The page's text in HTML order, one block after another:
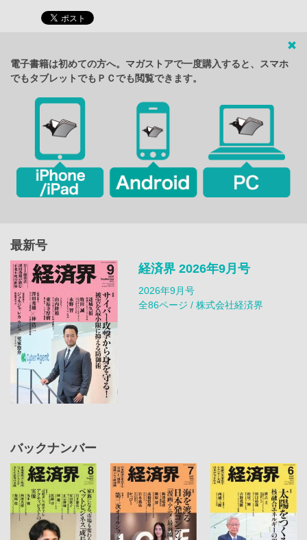
電子書籍は初めての方へ。マガストアで一度購入すると、スマホ
でもタブレットでもＰＣでも閲覧できます。
最新号
経済界 2026年9月号
2026年9月号
全86ページ / 株式会社経済界
バックナンバー